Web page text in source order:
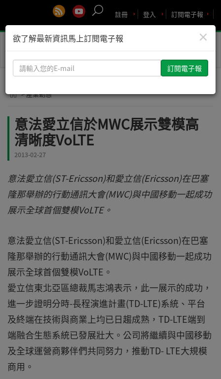
訂閱電子報
登入
註冊
Toggle
> 產業動態
意法愛立信於MWC展示雙模高
清晰度VoLTE
2013-02-27
意法愛立信(ST-Ericsson)和愛立信(Ericsson)在巴塞
隆那舉辦的行動通訊大會(MWC)與中國移動一起成功
展示全球首個雙模VoLTE。
意法愛立信(ST-Ericsson)和愛立信(Ericsson)在巴塞
隆那舉辦的行動通訊大會(MWC)與中國移動一起成功
展示全球首個雙模VoLTE。
愛立信東北亞區總裁馬志鴻表示，此一展示的成功，
進一步證明分時-長程演進計畫(TD-LTE)系統、平台
及終端在技術與商業上均已日趨成熟，TD-LTE端到
端融合生態系統已發展壯大。公司將繼續與中國移動
及全球運營商夥伴們共同努力，推動TD- LTE大規模
商用。
×
欲了解最新資訊馬上訂閱電子報
請
輸
您
E-
mail